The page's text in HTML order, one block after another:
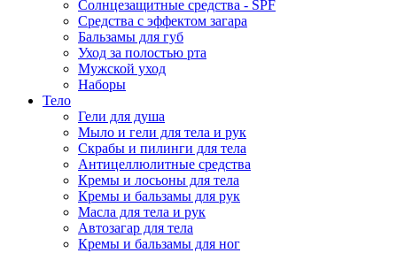
Солнцезащитные средства - SPF
Средства c эффектом загара
Бальзамы для губ
Уход за полостью рта
Мужской уход
Наборы
Тело
Гели для душа
Мыло и гели для тела и рук
Скрабы и пилинги для тела
Антицеллюлитные средства
Кремы и лосьоны для тела
Кремы и бальзамы для рук
Масла для тела и рук
Автозагар для тела
Кремы и бальзамы для ног